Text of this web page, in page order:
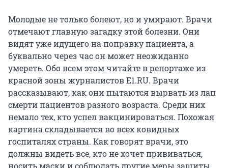
Молодые не только болеют, но и умирают. Врачи
отмечают главную загадку этой болезни. Они
видят уже идущего на поправку пациента, а
буквально через час он может неожиданно
умереть. Обо всем этом читайте в репортаже из
красной зоны журналистов Е1.RU. Врачи
рассказывают, как они пытаются вырвать из лап
смерти пациентов разного возраста. Среди них
немало тех, кто успел вакцинироваться. Похожая
картина складывается во всех ковидных
госпиталях страны. Как говорят врачи, это
должны видеть все, кто не хочет прививаться,
носить маски и соблюдать другие меры защиты.